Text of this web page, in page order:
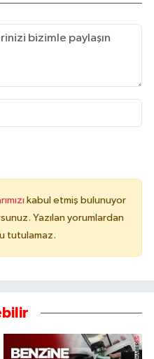
kabul etmiş bulunuyor
Yazılan yorumlardan
tutulamaz.